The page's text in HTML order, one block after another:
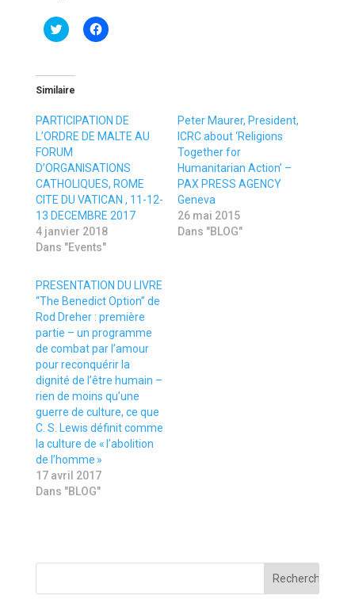
C
l
t
o
a
r
e
o
n
T
w
i
t
t
e
r
(
o
r
e
d
a
n
s
u
n
e
n
o
u
v
e
l
l
e
f
e
n
ê
C
l
u
r
p
r
t
a
g
e
r
s
u
r
e
b
o
o
k
(
o
u
v
r
e
d
a
n
s
u
n
e
t
Similaire
PARTICIPATION DE
L’ORDRE DE MALTE AU
FORUM
D’ORGANISATIONS
CATHOLIQUES, ROME
CITE DU VATICAN , 11-12-
13 DECEMBRE 2017
4 janvier 2018
Dans "Events"
Peter Maurer, President,
ICRC about ‘Religions
Together for
Humanitarian Action’ –
PAX PRESS AGENCY
Geneva
26 mai 2015
Dans "BLOG"
PRESENTATION DU LIVRE
“The Benedict Option” de
Rod Dreher : première
partie – un programme
de combat par l’amour
pour reconquérir la
dignité de l’être humain –
rien de moins qu’une
guerre de culture, ce que
C. S. Lewis définit comme
la culture de « l’abolition
de l’homme »
17 avril 2017
Dans "BLOG"